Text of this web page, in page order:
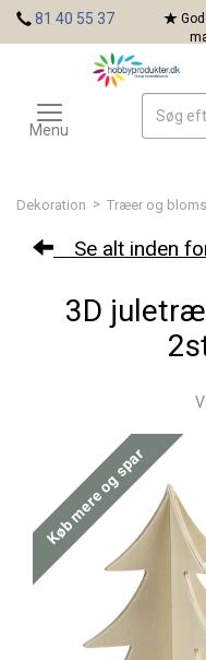
Dekoration > Træer og
Se alt inden
3D
Køb mere og spar
81 40 55 37
Toggle
navigation
Menu